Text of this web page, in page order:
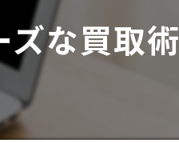
な買取術